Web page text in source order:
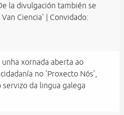
la divulgación también se
Ciencia' | Convidado:
unha xornada aberta ao
no 'Proxecto Nós',
da lingua galega